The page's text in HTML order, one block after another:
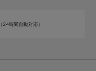
（24時間自動対応）